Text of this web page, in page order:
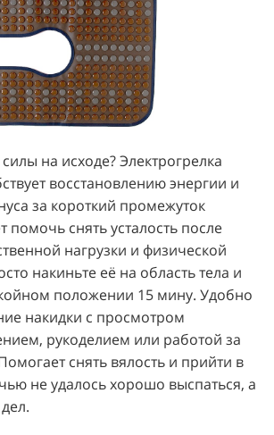
силы на исходе? Электрогрелка
восстановлению энергии и
за короткий промежуток
снять усталость после
нагрузки и физической
накиньте её на область тела и
положении 15 мину. Удобно
накидки с просмотром
рукоделием или работой за
снять вялость и прийти в
не удалось хорошо выспаться, а